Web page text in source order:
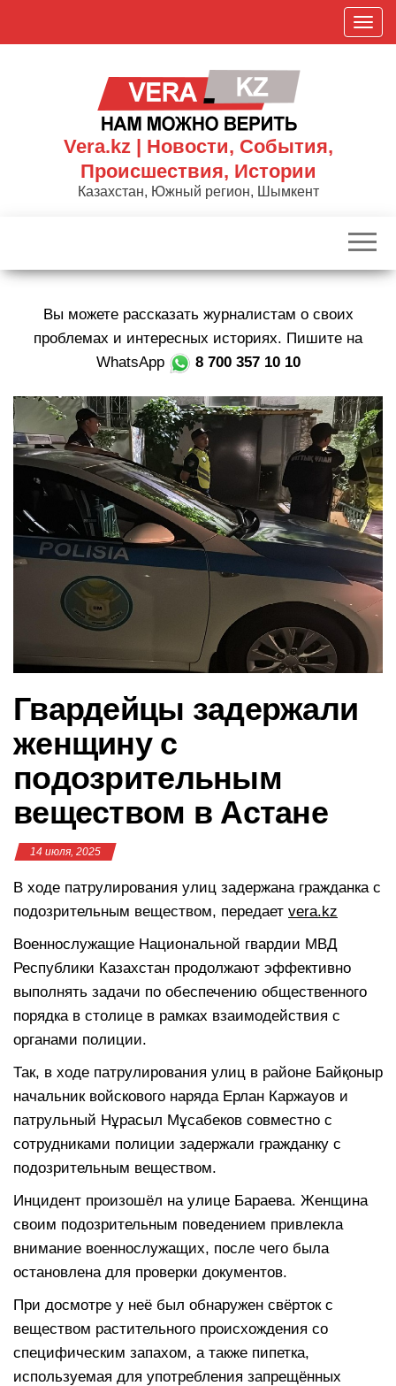
П
о
к
р
в
и
г
а
ц
и
ю
Vera.kz | Новости, События,
Происшествия, Истории
Казахстан, Южный регион, Шымкент
Вы можете рассказать журналистам о своих
проблемах и интересных историях. Пишите на
WhatsApp
8 700 357 10 10
Гвардейцы задержали
женщину с
подозрительным
веществом в Астане
14 июля, 2025
В ходе патрулирования улиц задержана гражданка с
подозрительным веществом, передает vera.kz
Военнослужащие Национальной гвардии МВД
Республики Казахстан продолжают эффективно
выполнять задачи по обеспечению общественного
порядка в столице в рамках взаимодействия с
органами полиции.
Так, в ходе патрулирования улиц в районе Байқоныр
начальник войскового наряда Ерлан Каржауов и
патрульный Нұрасыл Мұсабеков совместно с
сотрудниками полиции задержали гражданку с
подозрительным веществом.
Инцидент произошёл на улице Бараева. Женщина
своим подозрительным поведением привлекла
внимание военнослужащих, после чего была
остановлена для проверки документов.
При досмотре у неё был обнаружен свёрток с
веществом растительного происхождения со
специфическим запахом, а также пипетка,
используемая для употребления запрещённых